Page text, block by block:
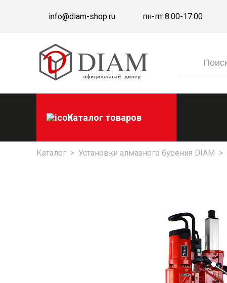
info@diam-shop.ru пн-пт 8:00-17:00
Каталог товаров
Каталог > Установки алмазного бурения DIAM >